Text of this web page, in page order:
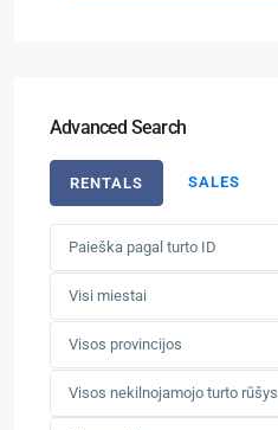
Advanced Search
RENTALS SALES
Visi miestai
Visos provincijos
Visos nekilnojamojo turto rūšys